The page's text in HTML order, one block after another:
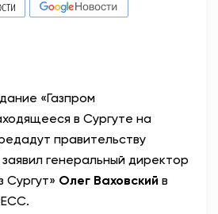
«Газпром
в Сургуте на
правительству
генеральный директор
Сургут» Олег Ваховский в